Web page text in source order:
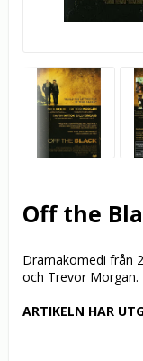
Off the
Dramakomedi från
och Trevor Morgan.
ARTIKELN HAR